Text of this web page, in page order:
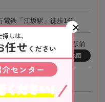
電鉄「江坂駅」徒歩1分
江坂町1-13-33 HF江坂駅前
地図
しは、
任せください
センター